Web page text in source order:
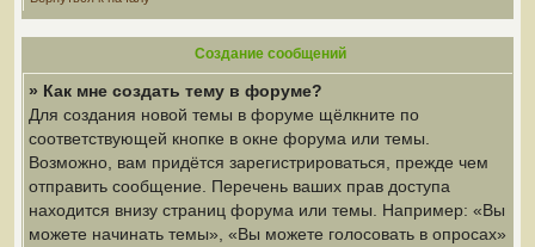
Создание сообщений
» Как мне создать тему в форуме?
Для создания новой темы в форуме щёлкните по
соответствующей кнопке в окне форума или темы.
Возможно, вам придётся зарегистрироваться, прежде чем
отправить сообщение. Перечень ваших прав доступа
находится внизу страниц форума или темы. Например: «Вы
можете начинать темы», «Вы можете голосовать в опросах»